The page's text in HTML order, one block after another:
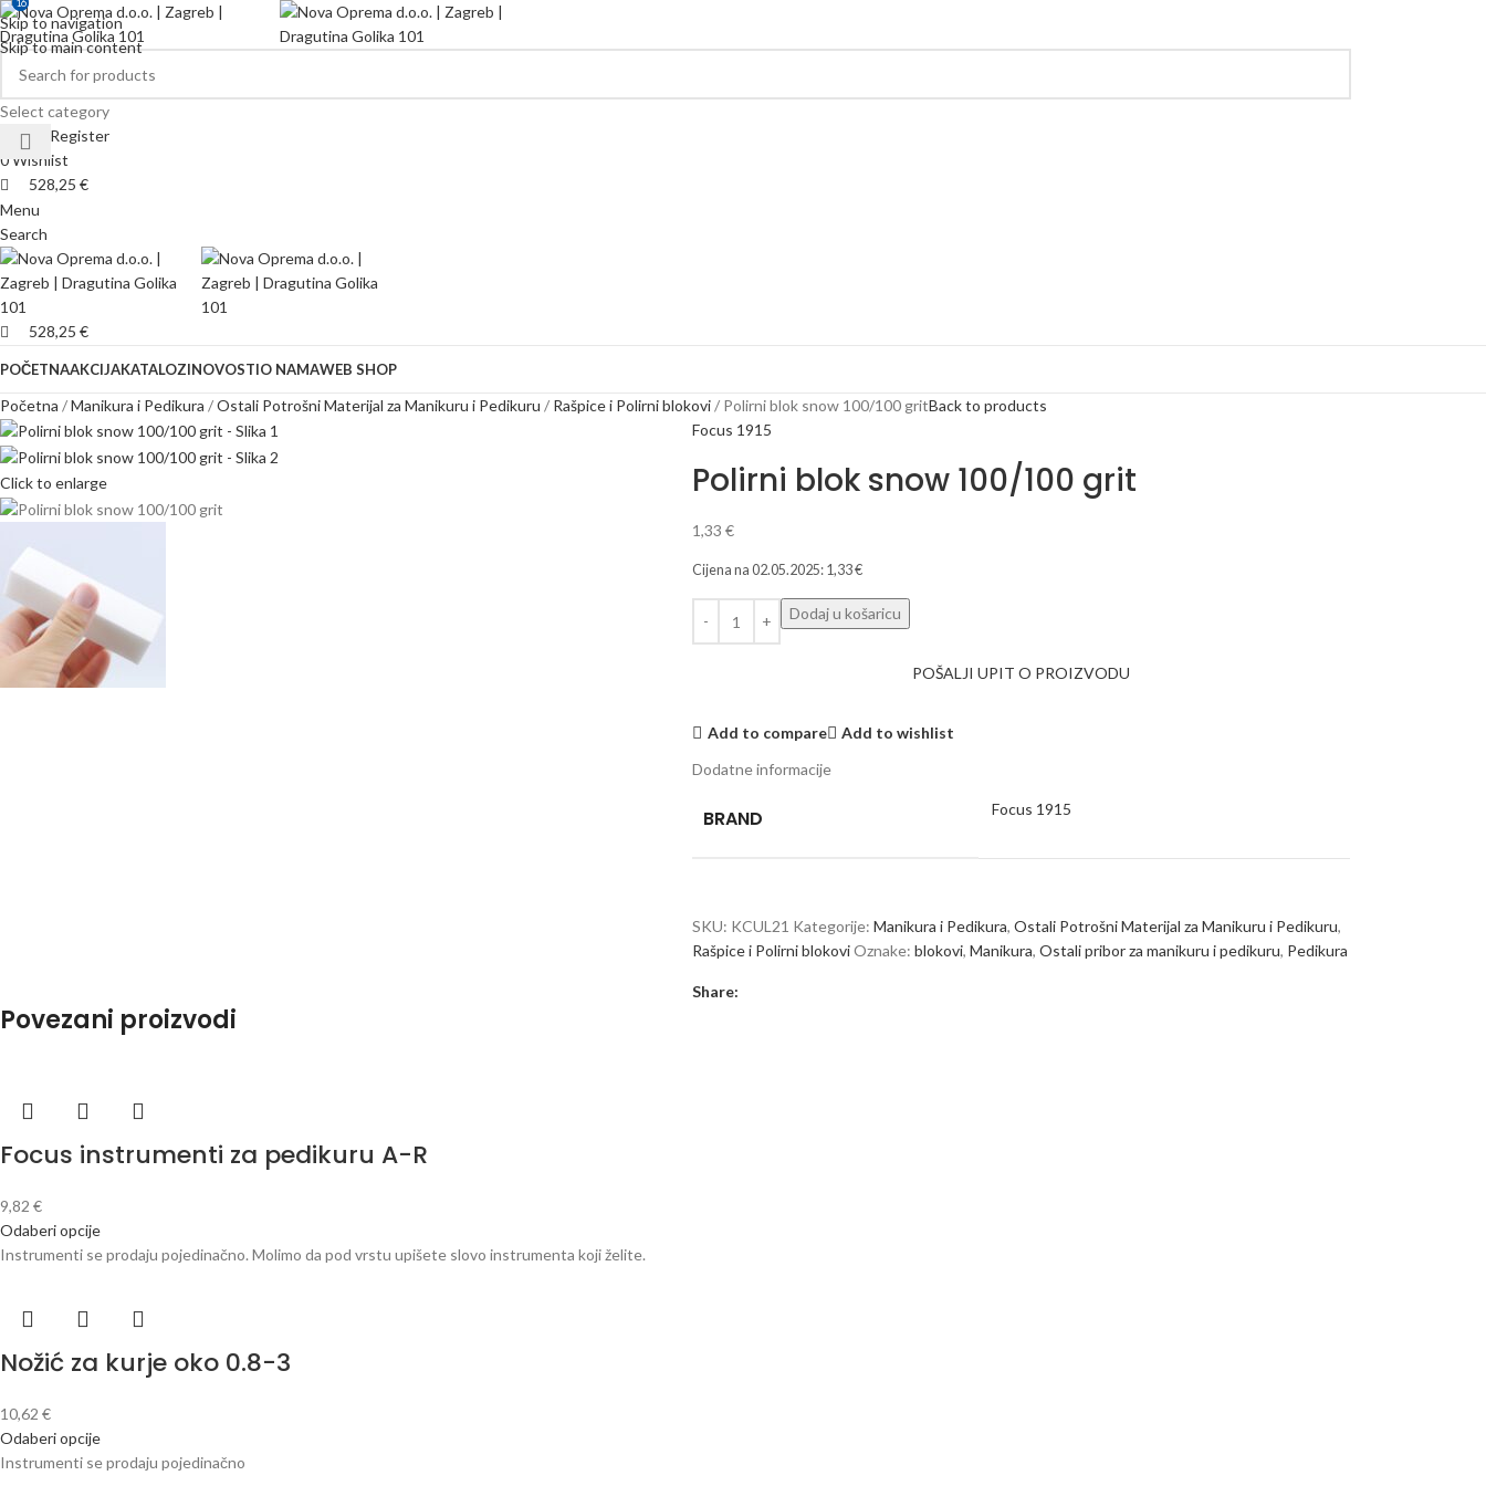
Skip to navigation
Skip to main content
Select category
Login / Register
0 Wishlist
16
528,25 €
Menu
Search
16
528,25 €
POČETNAAKCIJAKATALOZINOVOSTIO NAMAWEB SHOP
Početna Manikura i Pedikura Ostali Potrošni Materijal za Manikuru i Pedikuru Rašpice i Polirni blokovi Polirni blok snow 100/100 gritBack to products
Click to enlarge
Focus 1915
Polirni blok snow 100/100 grit
1,33 €
Cijena na 02.05.2025: 1,33€
Dodaj u košaricu
POŠALJI UPIT O PROIZVODU
Add to compare
Add to wishlist
Dodatne informacije
BRAND Focus 1915
SKU: KCUL21 Kategorije: Manikura i Pedikura, Ostali Potrošni Materijal za Manikuru i Pedikuru,
Rašpice i Polirni blokoviOznake: blokovi, Manikura, Ostali pribor za manikuru i pedikuru, Pedikura
Share:
Povezani proizvodi
Focus instrumenti za pedikuru A-R
9,82 €
Odaberi opcije
Instrumenti se prodaju pojedinačno. Molimo da pod vrstu upišete slovo instrumenta koji želite.
Nožić za kurje oko 0.8-3
10,62 €
Odaberi opcije
Instrumenti se prodaju pojedinačno